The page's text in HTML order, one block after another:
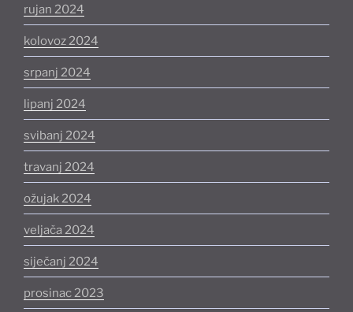
rujan 2024
kolovoz 2024
srpanj 2024
lipanj 2024
svibanj 2024
travanj 2024
ožujak 2024
veljača 2024
siječanj 2024
prosinac 2023